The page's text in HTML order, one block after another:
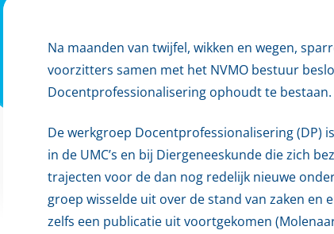
Na maanden van twijfel, wikken en wegen,
voorzitters samen met het NVMO bestuur
Docentprofessionalisering ophoudt te
De werkgroep Docentprofessionalisering (DP)
in de UMC’s en bij Diergeneeskunde die zich
trajecten voor de dan nog redelijk nieuwe
groep wisselde uit over de stand van zaken
zelfs een publicatie uit voortgekomen